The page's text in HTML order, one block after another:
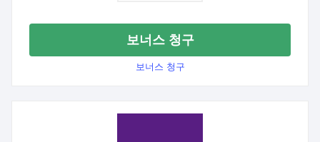
보너스 청구
보너스 청구